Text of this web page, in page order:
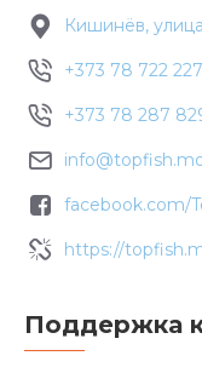
Кишинёв,
+373 78 722 227
+373 78 287
facebook.com/
https://
Поддержка